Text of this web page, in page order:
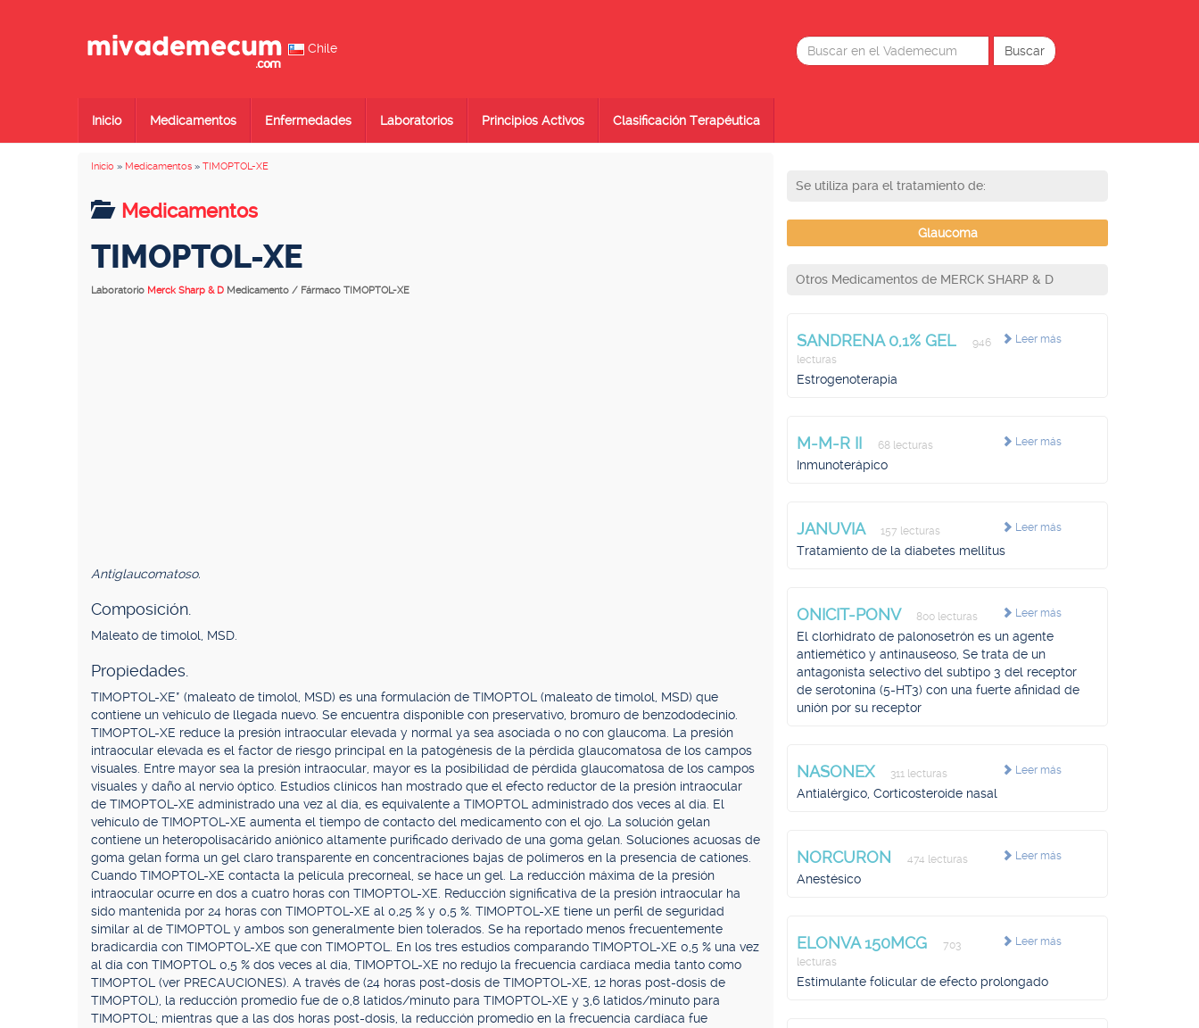
Chile
Inicio Medicamentos Enfermedades Laboratorios Principios Activos Clasificación Terapéutica
Inicio » Medicamentos » TIMOPTOL-XE
Medicamentos
TIMOPTOL-XE
Laboratorio Merck Sharp & D Medicamento / Fármaco TIMOPTOL-XE
Antiglaucomatoso.
Composición.
Maleato de timolol, MSD.
Propiedades.
TIMOPTOL-XE* (maleato de timolol, MSD) es una formulación de TIMOPTOL (maleato de timolol, MSD) que
contiene un vehículo de llegada nuevo. Se encuentra disponible con preservativo, bromuro de benzododecinio.
TIMOPTOL-XE reduce la presión intraocular elevada y normal ya sea asociada o no con glaucoma. La presión
intraocular elevada es el factor de riesgo principal en la patogénesis de la pérdida glaucomatosa de los campos
visuales. Entre mayor sea la presión intraocular, mayor es la posibilidad de pérdida glaucomatosa de los campos
visuales y daño al nervio óptico. Estudios clínicos han mostrado que el efecto reductor de la presión intraocular
de TIMOPTOL-XE administrado una vez al día, es equivalente a TIMOPTOL administrado dos veces al día. El
vehículo de TIMOPTOL-XE aumenta el tiempo de contacto del medicamento con el ojo. La solución gelan
contiene un heteropolisacárido aniónico altamente purificado derivado de una goma gelan. Soluciones acuosas de
goma gelan forma un gel claro transparente en concentraciones bajas de polímeros en la presencia de cationes.
Cuando TIMOPTOL-XE contacta la película precorneal, se hace un gel. La reducción máxima de la presión
intraocular ocurre en dos a cuatro horas con TIMOPTOL-XE. Reducción significativa de la presión intraocular ha
sido mantenida por 24 horas con TIMOPTOL-XE al 0,25 % y 0,5 %. TIMOPTOL-XE tiene un perfil de seguridad
similar al de TIMOPTOL y ambos son generalmente bien tolerados. Se ha reportado menos frecuentemente
bradicardia con TIMOPTOL-XE que con TIMOPTOL. En los tres estudios comparando TIMOPTOL-XE 0,5 % una vez
al día con TIMOPTOL 0,5 % dos veces al día, TIMOPTOL-XE no redujo la frecuencia cardíaca media tanto como
TIMOPTOL (ver PRECAUCIONES). A través de (24 horas post-dosis de TIMOPTOL-XE, 12 horas post-dosis de
TIMOPTOL), la reducción promedio fue de 0,8 latidos/minuto para TIMOPTOL-XE y 3,6 latidos/minuto para
TIMOPTOL; mientras que a las dos horas post-dosis, la reducción promedio en la frecuencia cardíaca fue
Se utiliza para el tratamiento de:
Glaucoma
Otros Medicamentos de MERCK SHARP & D
Leer más
SANDRENA 0,1% GEL
946
lecturas
Estrogenoterapia
Leer más
M-M-R II 68 lecturas
Inmunoterápico
Leer más
JANUVIA 157 lecturas
Tratamiento de la diabetes mellitus
Leer más
ONICIT-PONV 800 lecturas
El clorhidrato de palonosetrón es un agente
antiemético y antinauseoso, Se trata de un
antagonista selectivo del subtipo 3 del receptor
de serotonina (5-HT3) con una fuerte afinidad de
unión por su receptor
Leer más
NASONEX 311 lecturas
Antialérgico, Corticosteroide nasal
Leer más
NORCURON 474 lecturas
Anestésico
Leer más
ELONVA 150MCG
703
lecturas
Estimulante folicular de efecto prolongado